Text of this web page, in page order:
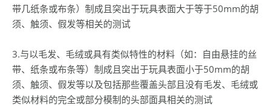
带几纸条或布条）制成且突出于玩具表面大于等于50mm的胡
须、触须、假发等相关的测试
3.与以毛发、毛绒或具有类似特性的材料（如：自由悬挂的丝
带、纸条或布条等）制成且突出于玩具表面小于50mm的胡
须、触须、假发等以及包括那些覆盖头部且没有毛发、毛绒或
类似材料的完全或部分模制的头部面具相关的测试